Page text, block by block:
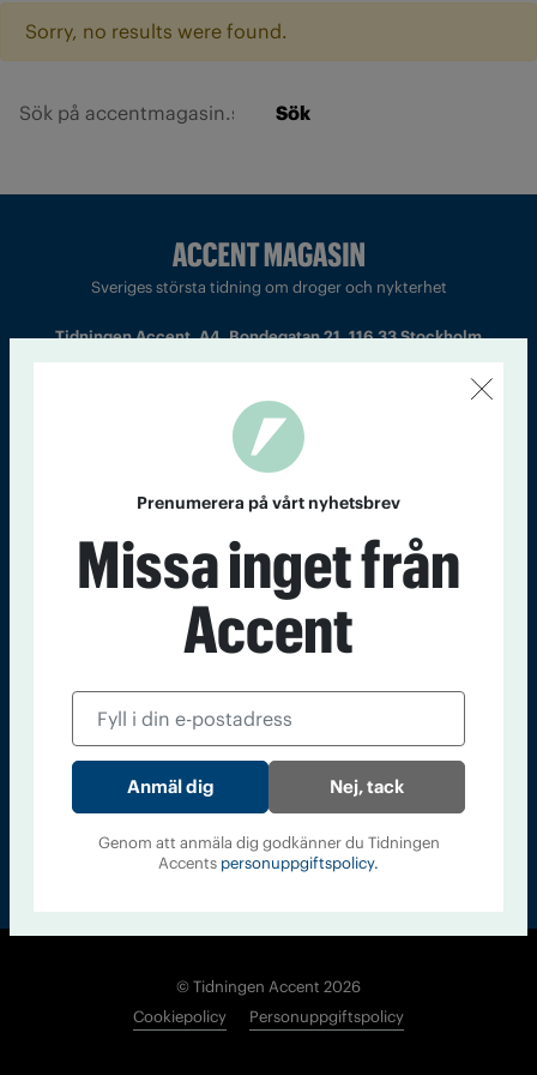
Sorry, no results were found.
Sök
Sveriges största tidning om droger och nykterhet
Tidningen Accent, A4, Bondegatan 21, 116 33 Stockholm
Chefredaktör och ansvarig utgivare: Barbro Janson Lundkvist,
barbro@a4.se.
Kontakt Om Tidningen Tidningsarkiv In English
Läs tidigare
Accent
© Tidningen Accent 2026
Cookiepolicy
Personuppgiftspolicy
Prenumerera på vårt nyhetsbrev
Missa inget från
Accent
Nej, tack
Genom att anmäla dig godkänner du Tidningen
Accents personuppgiftspolicy.